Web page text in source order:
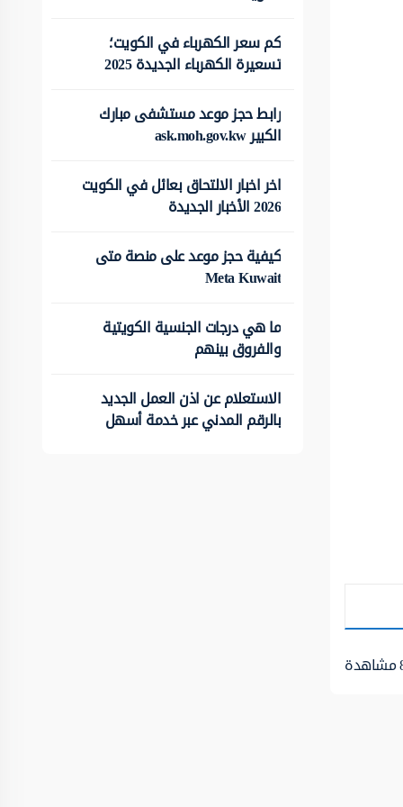
مشاهدة
كم سعر الكهرباء في الكويت؛
تسعيرة الكهرباء الجديدة 2025
رابط حجز موعد مستشفى مبارك
الكبير ask.moh.gov.kw
اخر اخبار الالتحاق بعائل في الكويت
2026 الأخبار الجديدة
كيفية حجز موعد على منصة متى
Meta Kuwait
ما هي درجات الجنسية الكويتية
والفروق بينهم
الاستعلام عن اذن العمل الجديد
بالرقم المدني عبر خدمة أسهل